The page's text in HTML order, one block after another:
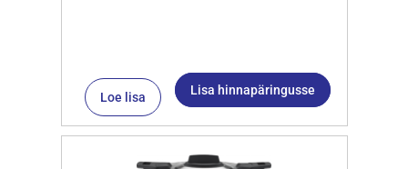
Loe lisa Lisa hinnapäringusse